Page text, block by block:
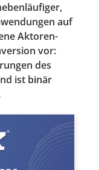
auf
Aktoren-
vor:
des
ist binär